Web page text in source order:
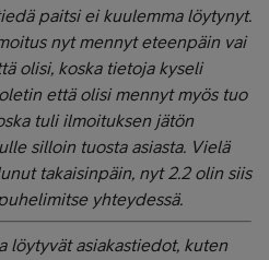
paitsi ei kuulemma löytynyt.
nyt mennyt eteenpäin vai
olisi, koska tietoja kyseli
että olisi mennyt myös tuo
tuli ilmoituksen jätön
silloin tuosta asiasta. Vielä
takaisinpäin, nyt 2.2 olin siis
yhteydessä.
löytyvät asiakastiedot, kuten